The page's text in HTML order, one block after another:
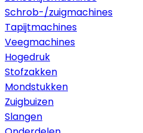
Schrob-/zuigmachines
Tapijtmachines
Veegmachines
Hogedruk
Stofzakken
Mondstukken
Zuigbuizen
Slangen